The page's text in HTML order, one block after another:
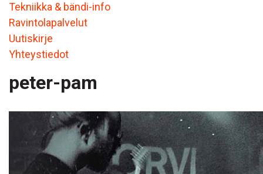
Tekniikka & bändi-info
Ravintolapalvelut
Uutiskirje
Yhteystiedot
peter-pam